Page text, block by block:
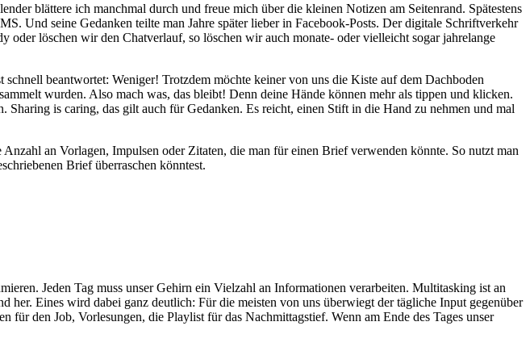
blättere ich manchmal durch und freue mich über die kleinen Notizen am Seitenrand. Spätestens
Und seine Gedanken teilte man Jahre später lieber in Facebook-Posts. Der digitale Schriftverkehr
löschen wir den Chatverlauf, so löschen wir auch monate- oder vielleicht sogar jahrelange
beantwortet: Weniger! Trotzdem möchte keiner von uns die Kiste auf dem Dachboden
wurden. Also mach was, das bleibt! Denn deine Hände können mehr als tippen und klicken.
is caring, das gilt auch für Gedanken. Es reicht, einen Stift in die Hand zu nehmen und mal
an Vorlagen, Impulsen oder Zitaten, die man für einen Brief verwenden könnte. So nutzt man
Brief überraschen könntest.
Jeden Tag muss unser Gehirn ein Vielzahl an Informationen verarbeiten. Multitasking ist an
Eines wird dabei ganz deutlich: Für die meisten von uns überwiegt der tägliche Input gegenüber
den Job, Vorlesungen, die Playlist für das Nachmittagstief. Wenn am Ende des Tages unser